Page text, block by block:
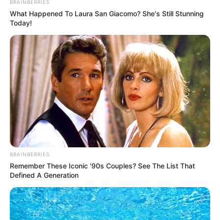
ALERTA BOGOTÁ EN GOOGLE NEWS
TEMAS RELACIONADOS
CAPTURAS DIAN
MANTÉNGASE EN ALERTA
Tenemos todas las noticias que le
ACTIVAR AHORA
BRAINBERRIES
What Happened To Laura San Giacomo? She's Still Stunning
Today!
BRAINBERRIES
Remember These Iconic '90s Couples? See The List That
Defined A Generation